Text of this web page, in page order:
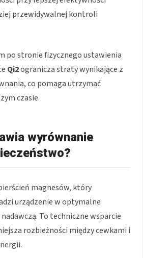
przewidywalnej kontroli
po stronie fizycznego ustawienia
Qi2ogranicza straty wynikające z
co pomaga utrzymać
czasie.
wyrównanie
magnesów, który
urządzenie w optymalne
To techniczne wsparcie
rozbieżności między cewkami i